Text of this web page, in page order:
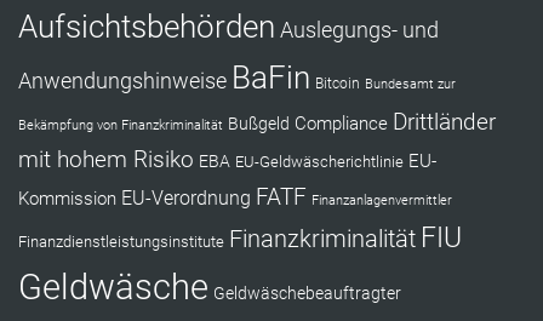
Aufsichtsbehörden Auslegungs- und
Anwendungshinweise BaFin Bitcoin Bundesamt zur
Bekämpfung von Finanzkriminalität Bußgeld Compliance Drittländer
mit hohem Risiko EBA EU-Geldwäscherichtlinie EU-
Kommission EU-Verordnung FATF Finanzanlagenvermittler
Finanzdienstleistungsinstitute Finanzkriminalität FIU
Geldwäsche Geldwäschebeauftragter